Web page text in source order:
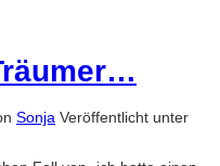
Sonja Veröffentlicht unter